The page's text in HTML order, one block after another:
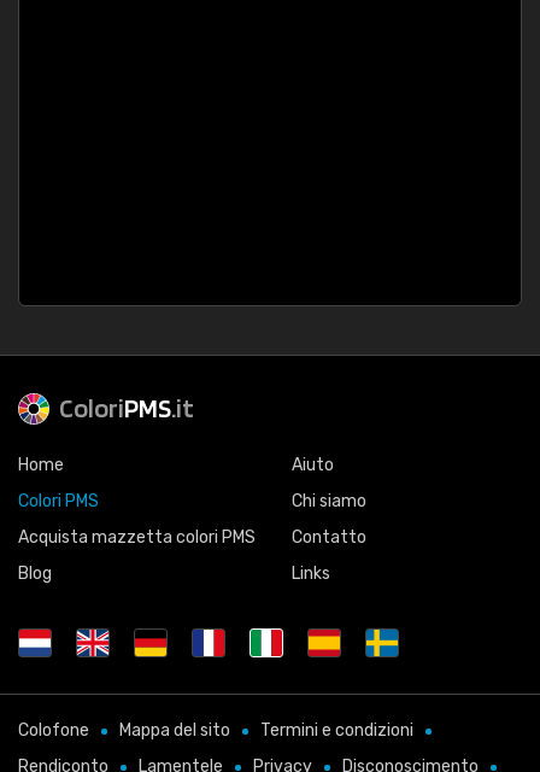
ColoriPMS.it
Home
Colori PMS
Acquista mazzetta colori PMS
Blog
Aiuto
Chi siamo
Contatto
Links
Colofone Mappa del sito
Termini e condizioni
Rendiconto
Lamentele Privacy Disconoscimento